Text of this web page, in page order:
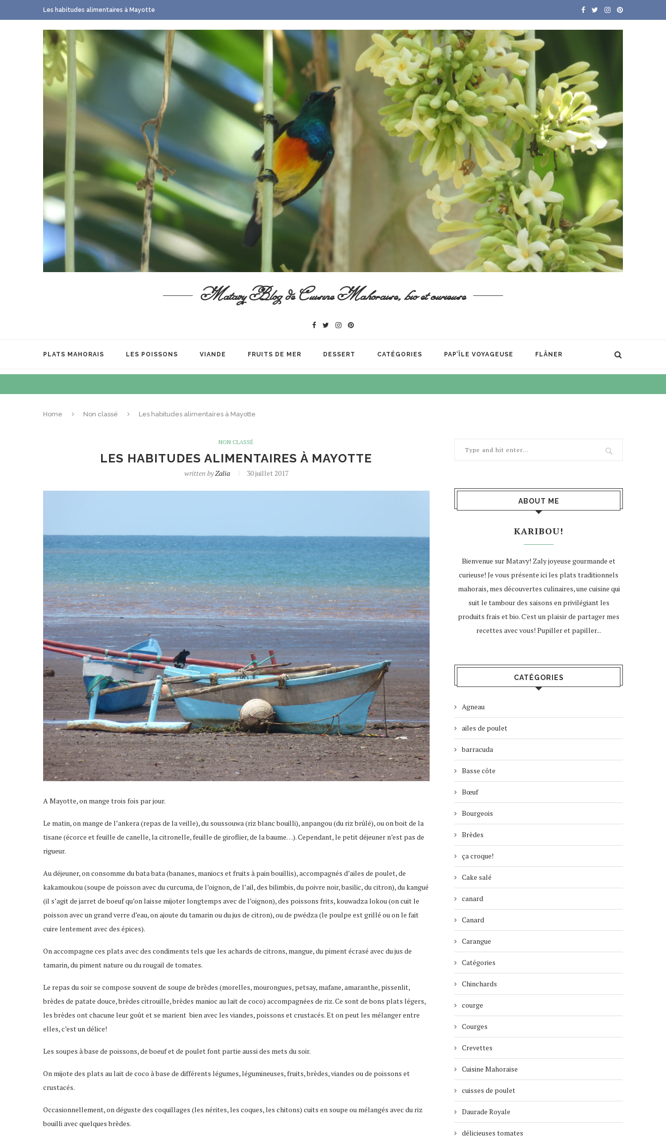
Les habitudes alimentaires à Mayotte
Matavy Blog de Cuisine Mahoraise, bio et curieuse
PLATS MAHORAIS LES POISSONS VIANDE FRUITS DE MER DESSERT CATÉGORIES PAP’ÎLE VOYAGEUSE FLÂNER
Home Non classé Les habitudes alimentaires à Mayotte
NON CLASSÉ
LES HABITUDES ALIMENTAIRES À MAYOTTE
written byZalia 30 juillet 2017
A Mayotte, on mange trois fois par jour.
Le matin, on mange de l’ankera (repas de la veille), du soussouwa (riz blanc bouilli), anpangou (du riz brûlé), ou on boit de la
tisane (écorce et feuille de canelle, la citronelle, feuille de giroflier, de la baume…). Cependant, le petit déjeuner n’est pas de
rigueur.
Au déjeuner, on consomme du bata bata (bananes, maniocs et fruits à pain bouillis), accompagnés d’ailes de poulet, de
kakamoukou (soupe de poisson avec du curcuma, de l’oignon, de l’ail, des bilimbis, du poivre noir, basilic, du citron), du kangué
(il s’agit de jarret de boeuf qu’on laisse mijoter longtemps avec de l’oignon), des poissons frits, kouwadza lokou (on cuit le
poisson avec un grand verre d’eau, on ajoute du tamarin ou du jus de citron), ou de pwédza (le poulpe est grillé ou on le fait
cuire lentement avec des épices).
On accompagne ces plats avec des condiments tels que les achards de citrons, mangue, du piment écrasé avec du jus de
tamarin, du piment nature ou du rougail de tomates.
Le repas du soir se compose souvent de soupe de brèdes (morelles, mourongues, petsay, mafane, amaranthe, pissenlit,
brèdes de patate douce, brèdes citrouille, brèdes manioc au lait de coco) accompagnées de riz. Ce sont de bons plats légers,
les brèdes ont chacune leur goût et se marient bien avec les viandes, poissons et crustacés. Et on peut les mélanger entre
elles, c’est un délice!
Les soupes à base de poissons, de boeuf et de poulet font partie aussi des mets du soir.
On mijote des plats au lait de coco à base de différents légumes, légumineuses, fruits, brèdes, viandes ou de poissons et
crustacés.
Occasionnellement, on déguste des coquillages (les nérites, les coques, les chitons) cuits en soupe ou mélangés avec du riz
bouilli avec quelques brèdes.
ABOUT ME
KARIBOU!
Bienvenue sur Matavy! Zaly joyeuse gourmande et
curieuse! Je vous présente ici les plats traditionnels
mahorais, mes découvertes culinaires, une cuisine qui
suit le tambour des saisons en privilégiant les
produits frais et bio. C'est un plaisir de partager mes
recettes avec vous! Pupiller et papiller...
CATÉGORIES
Agneau
ailes de poulet
barracuda
Basse côte
Bœuf
Bourgeois
Brèdes
ça croque!
Cake salé
canard
Canard
Carangue
Catégories
Chinchards
courge
Courges
Crevettes
Cuisine Mahoraise
cuisses de poulet
Daurade Royale
délicieuses tomates